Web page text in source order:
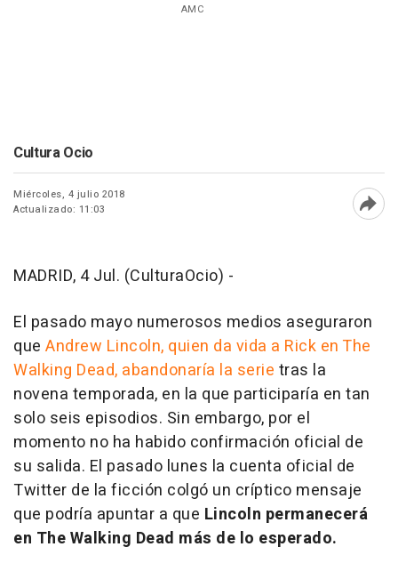
AMC
Cultura Ocio
Miércoles, 4 julio 2018
Actualizado: 11:03
MADRID, 4 Jul. (CulturaOcio) -
El pasado mayo numerosos medios aseguraron
que Andrew Lincoln, quien da vida a Rick en The
Walking Dead, abandonaría la serie tras la
novena temporada, en la que participaría en tan
solo seis episodios. Sin embargo, por el
momento no ha habido confirmación oficial de
su salida. El pasado lunes la cuenta oficial de
Twitter de la ficción colgó un críptico mensaje
que podría apuntar a que Lincoln permanecerá
en The Walking Dead más de lo esperado.